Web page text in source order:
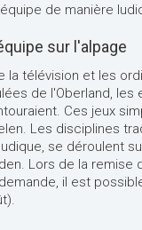
de manière
sur l'alpage
la télévision et les
de l'Oberland,
Ces jeux
Les disciplines
se déroulent
Lors de la remise
il est